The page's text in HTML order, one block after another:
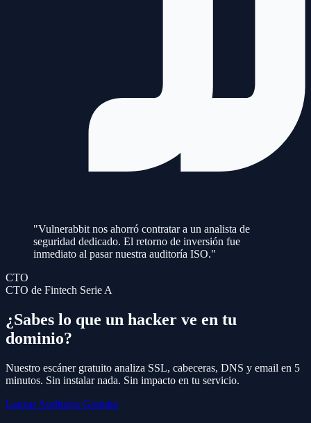
"Vulnerabbit nos ahorró contratar a un analista de
seguridad dedicado. El retorno de inversión fue
inmediato al pasar nuestra auditoría ISO."
CTO
CTO de Fintech Serie A
¿Sabes lo que un hacker ve en tu
dominio?
Nuestro escáner gratuito analiza SSL, cabeceras, DNS y email en 5
minutos. Sin instalar nada. Sin impacto en tu servicio.
Lanzar Auditoría Gratuita